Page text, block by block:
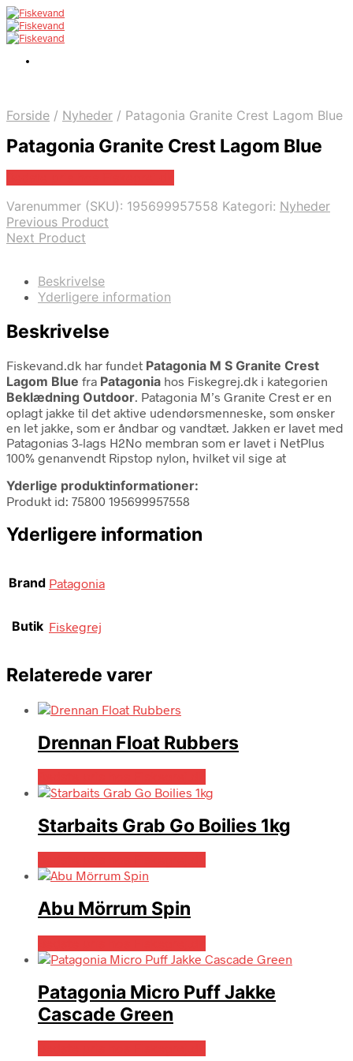
Forside / Nyheder / Patagonia Granite Crest Lagom Blue
Patagonia Granite Crest Lagom Blue
Varenummer (SKU): 195699957558 Kategori: Nyheder
Previous Product
Next Product
Beskrivelse
Yderligere information
Beskrivelse
Fiskevand.dk har fundet Patagonia M S Granite Crest
Lagom Blue fra Patagonia hos Fiskegrej.dk i kategorien
Beklædning Outdoor. Patagonia M’s Granite Crest er en
oplagt jakke til det aktive udendørsmenneske, som ønsker
en let jakke, som er åndbar og vandtæt. Jakken er lavet med
Patagonias 3-lags H2No membran som er lavet i NetPlus
100% genanvendt Ripstop nylon, hvilket vil sige at
Yderlige produktinformationer:
Produkt id: 75800 195699957558
Yderligere information
Brand Patagonia
Butik Fiskegrej
Relaterede varer
Drennan Float Rubbers
Starbaits Grab Go Boilies 1kg
Abu Mörrum Spin
Patagonia Micro Puff Jakke
Cascade Green